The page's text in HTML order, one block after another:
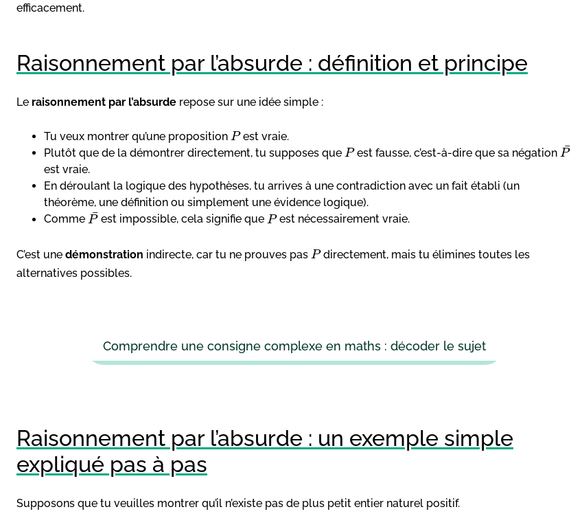
efficacement.
Raisonnement par l’absurde : définition et principe
Le raisonnement par l’absurde repose sur une idée simple :
Tu veux montrer qu’une proposition Pest vraie.
Plutôt que de la démontrer directement, tu supposes que Pest fausse, c’est-à-dire que sa négationP¯
est vraie.
En déroulant la logique des hypothèses, tu arrives à une contradiction avec un fait établi (un
théorème, une définition ou simplement une évidence logique).
Comme P¯ est impossible, cela signifie quePest nécessairement vraie.
C’est une démonstration indirecte, car tu ne prouves pas Pdirectement, mais tu élimines toutes les
alternatives possibles.
Comprendre une consigne complexe en maths : décoder le sujet
Raisonnement par l’absurde : un exemple simple
expliqué pas à pas
Supposons que tu veuilles montrer qu’il n’existe pas de plus petit entier naturel positif.